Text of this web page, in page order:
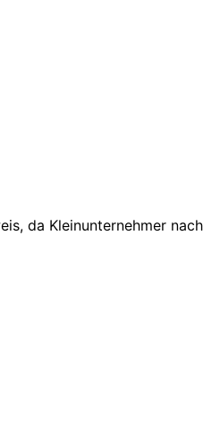
da Kleinunternehmer nach